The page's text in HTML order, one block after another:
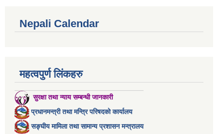
Nepali Calendar
महत्वपुर्ण लिंकहरु
सुरक्षा तथा न्याय सम्बन्धी जानकारी
प्रधानमन्त्री तथा मन्त्रि परिषदको कार्यालय
सङ्घीय मामिला तथा सामान्य प्रशासन मन्त्रालय